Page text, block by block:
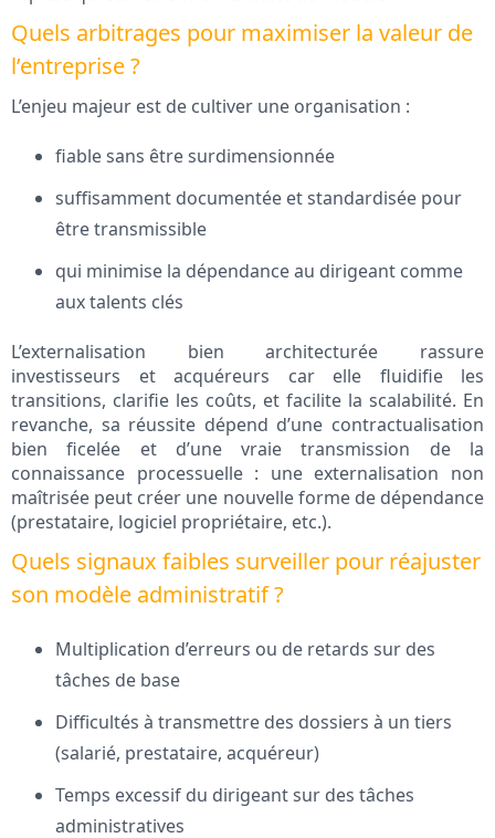
Quels arbitrages pour maximiser la valeur de
l’entreprise ?
L’enjeu majeur est de cultiver une organisation :
fiable sans être surdimensionnée
suffisamment documentée et standardisée pour
être transmissible
qui minimise la dépendance au dirigeant comme
aux talents clés
L’externalisation bien architecturée rassure
investisseurs et acquéreurs car elle fluidifie les
transitions, clarifie les coûts, et facilite la scalabilité. En
revanche, sa réussite dépend d’une contractualisation
bien ficelée et d’une vraie transmission de la
connaissance processuelle : une externalisation non
maîtrisée peut créer une nouvelle forme de dépendance
(prestataire, logiciel propriétaire, etc.).
Quels signaux faibles surveiller pour réajuster
son modèle administratif ?
Multiplication d’erreurs ou de retards sur des
tâches de base
Difficultés à transmettre des dossiers à un tiers
(salarié, prestataire, acquéreur)
Temps excessif du dirigeant sur des tâches
administratives